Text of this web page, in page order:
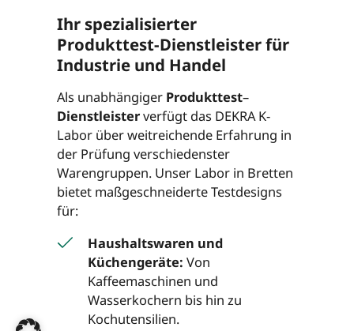
Ihr spezialisierter
Produkttest-Dienstleister für
Industrie und Handel
Als unabhängiger Produkttest–
Dienstleisterverfügt das DEKRA K-
Labor über weitreichende Erfahrung in
der Prüfung verschiedenster
Warengruppen. Unser Labor in Bretten
bietet maßgeschneiderte Testdesigns
für:
Haushaltswaren und
Küchengeräte: Von
Kaffeemaschinen und
Wasserkochern bis hin zu
Kochutensilien.